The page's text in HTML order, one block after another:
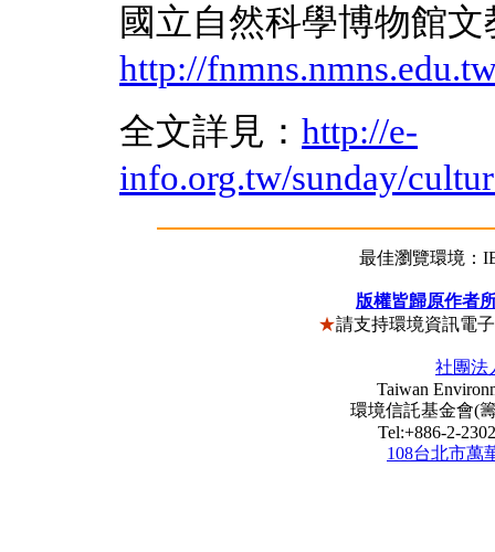
國立自然科學博物館
http://
全文詳見： http://e-
info.org.tw/sunday/
最佳瀏覽環境：
版權皆歸原作者
★請支持環境資訊電
社團法
Taiwan
環境信託基金會(籌
Tel:+886-2-
108台北市萬